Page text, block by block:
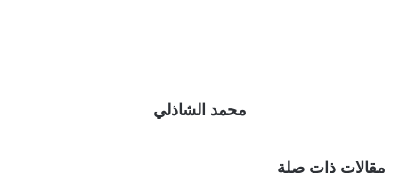
محمد الشاذلي
مقالات ذات صلة